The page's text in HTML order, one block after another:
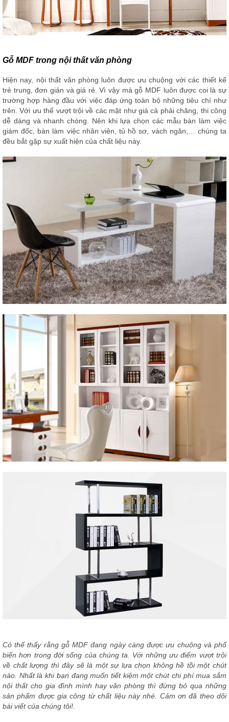
Gỗ MDF trong nội thất văn phòng
Hiện nay, nội thất văn phòng luôn được ưu chuộng với các thiết kế
trẻ trung, đơn giản và giá rẻ. Vì vậy mà gỗ MDF luôn được coi là sự
trường hợp hàng đầu với việc đáp ứng toàn bộ những tiêu chí như
trên. Với ưu thế vượt trội về các mặt như giá cả phải chăng, thi công
dễ dàng và nhanh chóng. Nên khi lựa chọn các mẫu bàn làm việc
giám đốc, bàn làm việc nhân viên, tủ hồ sơ, vách ngăn,… chúng ta
đều bắt gặp sự xuất hiện của chất liệu này.
Có thể thấy rằng gỗ MDF đang ngày càng được ưu chuộng và phổ
biến hơn trong đời sống của chúng ta. Với những ưu điểm vượt trội
về chất lượng thì đây sẽ là một sự lựa chọn không hề tồi một chút
nào. Nhất là khi bạn đang muốn tiết kiệm một chút chi phí mua sắm
nội thất cho gia đình mình hay văn phòng thì đừng bỏ qua những
sản phẩm được gia công từ chất liệu này nhé. Cảm ơn đã theo dõi
bài viết của chúng tôi!.